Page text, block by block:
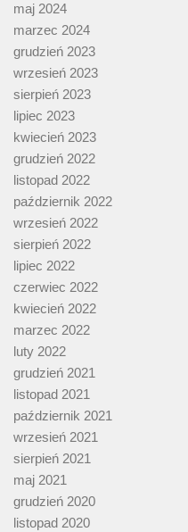
maj 2024
marzec 2024
grudzień 2023
wrzesień 2023
sierpień 2023
lipiec 2023
kwiecień 2023
grudzień 2022
listopad 2022
październik 2022
wrzesień 2022
sierpień 2022
lipiec 2022
czerwiec 2022
kwiecień 2022
marzec 2022
luty 2022
grudzień 2021
listopad 2021
październik 2021
wrzesień 2021
sierpień 2021
maj 2021
grudzień 2020
listopad 2020